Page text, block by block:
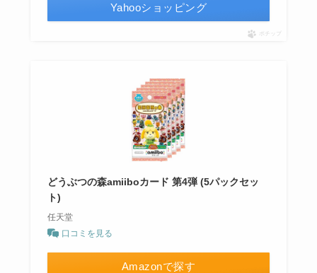
Yahooショッピング
ポチップ
どうぶつの森amiiboカード 第4弾 (5パックセッ
ト)
任天堂
口コミを見る
Amazonで探す